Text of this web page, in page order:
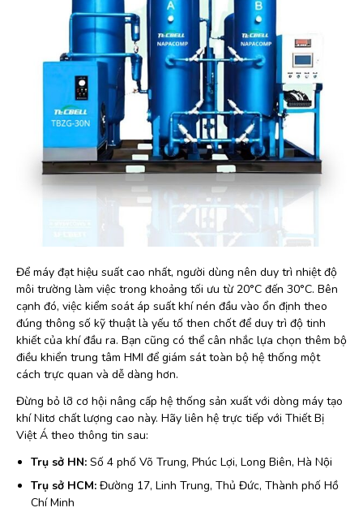
Để máy đạt hiệu suất cao nhất, người dùng nên duy trì nhiệt độ
môi trường làm việc trong khoảng tối ưu từ 20°C đến 30°C. Bên
cạnh đó, việc kiểm soát áp suất khí nén đầu vào ổn định theo
đúng thông số kỹ thuật là yếu tố then chốt để duy trì độ tinh
khiết của khí đầu ra. Bạn cũng có thể cân nhắc lựa chọn thêm bộ
điều khiển trung tâm HMI để giám sát toàn bộ hệ thống một
cách trực quan và dễ dàng hơn.
Đừng bỏ lỡ cơ hội nâng cấp hệ thống sản xuất với dòng máy tạo
khí Nitơ chất lượng cao này. Hãy liên hệ trực tiếp với Thiết Bị
Việt Á theo thông tin sau:
Trụ sở HN: Số 4 phố Võ Trung, Phúc Lợi, Long Biên, Hà Nội
Trụ sở HCM: Đường 17, Linh Trung, Thủ Đức, Thành phố Hồ
Chí Minh